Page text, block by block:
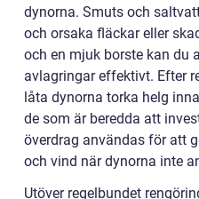
dynorna. Smuts och
och orsaka fläckar eller
och en mjuk borste kan du
avlagringar effektivt. Efter
låta dynorna torka helg
de som är beredda att
överdrag användas för att
och vind när dynorna inte
Utöver regelbundet